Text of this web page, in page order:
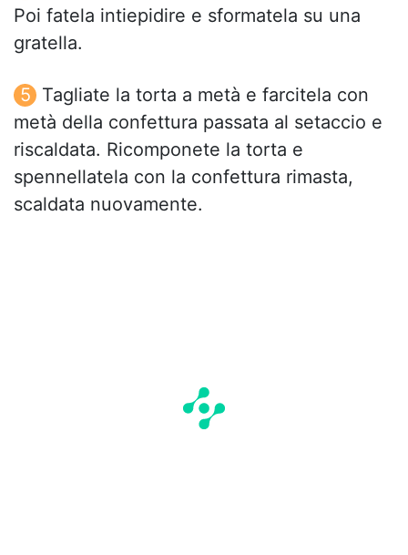
Poi fatela intiepidire e sformatela su una
gratella.
Tagliate la torta a metà e farcitela con
metà della confettura passata al setaccio e
riscaldata. Ricomponete la torta e
spennellatela con la confettura rimasta,
scaldata nuovamente.